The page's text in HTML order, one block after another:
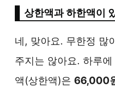
상한액과 하한액이
네, 맞아요. 무한정 많
주지는 않아요. 하루
액(상한액)은 66,000